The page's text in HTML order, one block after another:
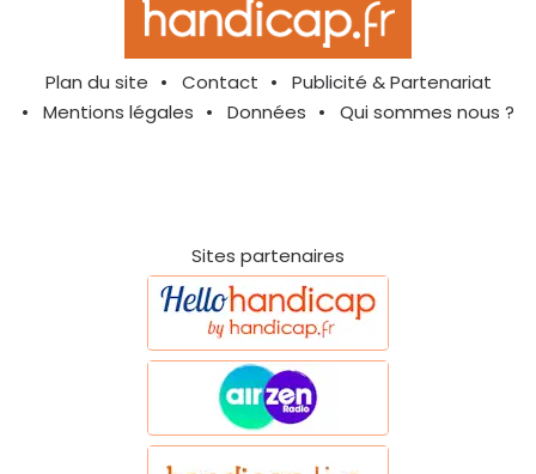
Plan du site Contact
Publicité & Partenariat
Mentions légales
Données Qui sommes nous ?
Sites partenaires